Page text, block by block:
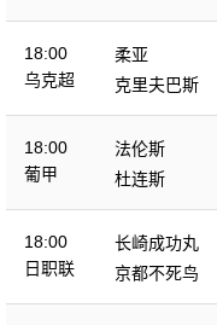
18:00
乌克超
柔亚
克里夫巴斯
18:00
葡甲
法伦斯
杜连斯
18:00
日职联
长崎成功丸
京都不死鸟